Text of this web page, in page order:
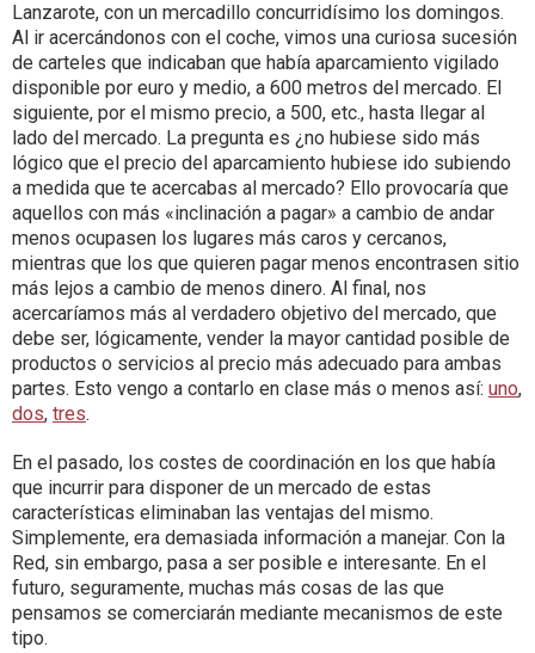
Lanzarote, con un mercadillo concurridísimo los domingos.
Al ir acercándonos con el coche, vimos una curiosa sucesión
de carteles que indicaban que había aparcamiento vigilado
disponible por euro y medio, a 600 metros del mercado. El
siguiente, por el mismo precio, a 500, etc., hasta llegar al
lado del mercado. La pregunta es ¿no hubiese sido más
lógico que el precio del aparcamiento hubiese ido subiendo
a medida que te acercabas al mercado? Ello provocaría que
aquellos con más «inclinación a pagar» a cambio de andar
menos ocupasen los lugares más caros y cercanos,
mientras que los que quieren pagar menos encontrasen sitio
más lejos a cambio de menos dinero. Al final, nos
acercaríamos más al verdadero objetivo del mercado, que
debe ser, lógicamente, vender la mayor cantidad posible de
productos o servicios al precio más adecuado para ambas
partes. Esto vengo a contarlo en clase más o menos así: uno,
dos, tres.
En el pasado, los costes de coordinación en los que había
que incurrir para disponer de un mercado de estas
características eliminaban las ventajas del mismo.
Simplemente, era demasiada información a manejar. Con la
Red, sin embargo, pasa a ser posible e interesante. En el
futuro, seguramente, muchas más cosas de las que
pensamos se comerciarán mediante mecanismos de este
tipo.